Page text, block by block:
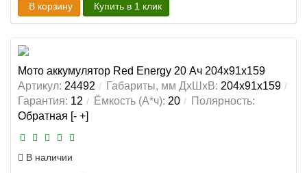
В корзину Купить в 1 клик
Мото аккумулятор Red Energy 20 Ач 204x91x159
Артикул: 24492 Габариты, мм ДхШхВ: 204x91x159
Гарантия: 12 Ёмкость (А*ч): 20
Полярность:
Обратная [- +]
В наличии